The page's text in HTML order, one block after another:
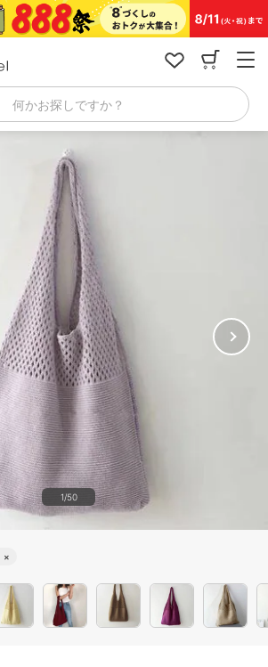
何かお探しですか？
1/50
×